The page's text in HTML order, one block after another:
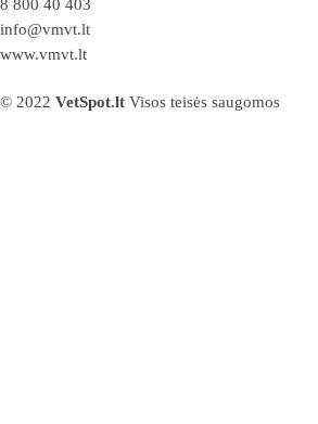
8 800 40 403
info@vmvt.lt
www.vmvt.lt
© 2022 VetSpot.lt Visos teisės saugomos